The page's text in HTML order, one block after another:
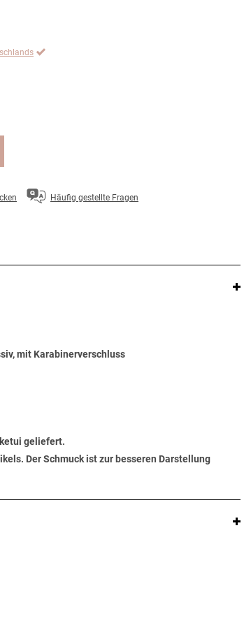
Häufig gestellte Fragen
mit Karabinerverschluss
geliefert.
Der Schmuck ist zur besseren Darstellung